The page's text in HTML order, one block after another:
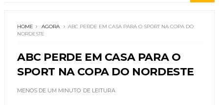
HOME AGORA
ABC PERDE EM CASA PARA O SPORT NA COPA DO
NORDESTE
ABC PERDE EM CASA PARA O
SPORT NA COPA DO NORDESTE
MENOS DE UM MINUTO DE LEITURA